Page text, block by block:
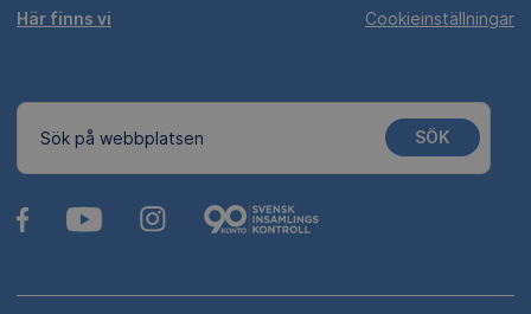
Här finns vi Cookieinställningar
Sök på webbplatsen SÖK